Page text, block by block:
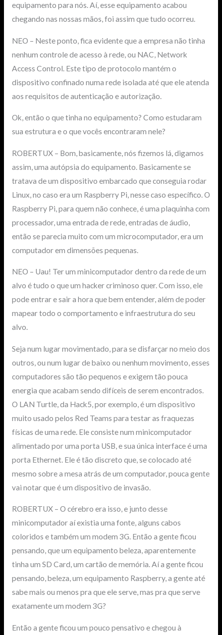
equipamento para nós. Aí, esse equipamento acabou
chegando nas nossas mãos, foi assim que tudo ocorreu.
NEO – Neste ponto, fica evidente que a empresa não tinha
nenhum controle de acesso à rede, ou NAC, Network
Access Control. Este tipo de protocolo mantém o
dispositivo confinado numa rede isolada até que ele atenda
aos requisitos de autenticação e autorização.
Ok, então o que tinha no equipamento? Como estudaram
sua estrutura e o que vocês encontraram nele?
ROBERTUX – Bom, basicamente, nós fizemos lá, digamos
assim, uma autópsia do equipamento. Basicamente se
tratava de um dispositivo embarcado que conseguia rodar
Linux, no caso era um Raspberry Pi, nesse caso específico. O
Raspberry Pi, para quem não conhece, é uma plaquinha com
processador, uma entrada de rede, entradas de áudio,
então se parecia muito com um microcomputador, era um
computador em dimensões pequenas.
NEO – Uau! Ter um minicomputador dentro da rede de um
alvo é tudo o que um hacker criminoso quer. Com isso, ele
pode entrar e sair a hora que bem entender, além de poder
mapear todo o comportamento e infraestrutura do seu
alvo.
Seja num lugar movimentado, para se disfarçar no meio dos
outros, ou num lugar de baixo ou nenhum movimento, esses
computadores são tão pequenos e exigem tão pouca
energia que acabam sendo difíceis de serem encontrados.
O LAN Turtle, da Hack5, por exemplo, é um dispositivo
muito usado pelos Red Teams para testar as fraquezas
físicas de uma rede. Ele consiste num minicomputador
alimentado por uma porta USB, e sua única interface é uma
porta Ethernet. Ele é tão discreto que, se colocado até
mesmo sobre a mesa atrás de um computador, pouca gente
vai notar que é um dispositivo de invasão.
ROBERTUX – O cérebro era isso, e junto desse
minicomputador aí existia uma fonte, alguns cabos
coloridos e também um modem 3G. Então a gente ficou
pensando, que um equipamento beleza, aparentemente
tinha um SD Card, um cartão de memória. Aí a gente ficou
pensando, beleza, um equipamento Raspberry, a gente até
sabe mais ou menos pra que ele serve, mas pra que serve
exatamente um modem 3G?
Então a gente ficou um pouco pensativo e chegou à